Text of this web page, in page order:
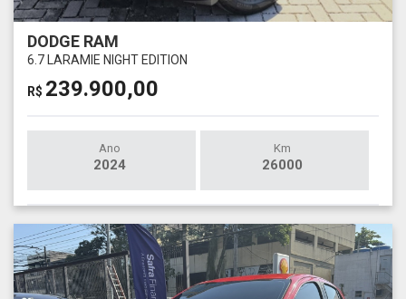
DODGE RAM
6.7 LARAMIE NIGHT EDITION
R$ 239.900,00
Ano
2024
Km
26000